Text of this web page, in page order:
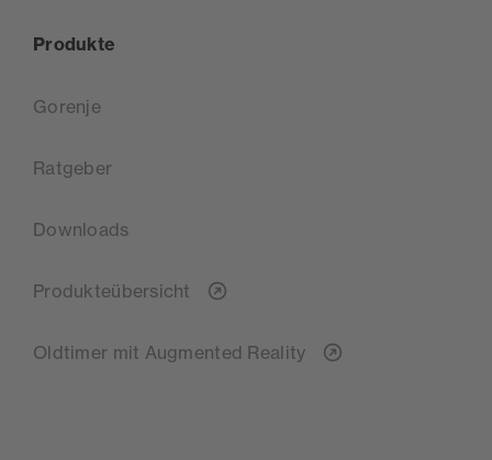
Produkte
Gorenje
Ratgeber
Downloads
Produkteübersicht
Oldtimer mit Augmented Reality